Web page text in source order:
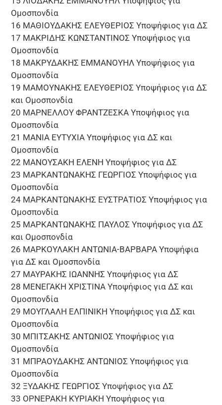
Ομοσπονδία
16 ΜΑΘΙΟΥΔΑΚΗΣ ΕΛΕΥΘΕΡΙΟΣ Υποψήφιος για ΔΣ
17 ΜΑΚΡΙΔΗΣ ΚΩΝΣΤΑΝΤΙΝΟΣ Υποψήφιος για
Ομοσπονδία
18 ΜΑΚΡΥΔΑΚΗΣ ΕΜΜΑΝΟΥΗΛ Υποψήφιος για
Ομοσπονδία
19 ΜΑΜΟΥΝΑΚΗΣ ΕΛΕΥΘΕΡΙΟΣ Υποψήφιος για ΔΣ
και Ομοσπονδία
20 ΜΑΡΝΕΛΛΟΥ ΦΡΑΝΤΖΕΣΚΑ Υποψήφιος για
Ομοσπονδία
21 ΜΑΝΙΑ ΕΥΤΥΧΙΑ Υποψήφιος για ΔΣ και
Ομοσπονδία
22 ΜΑΝΟΥΣΑΚΗ ΕΛΕΝΗ Υποψήφιος για ΔΣ
23 ΜΑΡΚΑΝΤΩΝΑΚΗΣ ΓΕΩΡΓΙΟΣ Υποψήφιος για
Ομοσπονδία
24 ΜΑΡΚΑΝΤΩΝΑΚΗΣ ΕΥΣΤΡΑΤΙΟΣ Υποψήφιος για
Ομοσπονδία
25 ΜΑΡΚΑΝΤΩΝΑΚΗΣ ΠΑΥΛΟΣ Υποψήφιος για ΔΣ
και Ομοσπονδία
26 ΜΑΡΚΟΥΛΑΚΗ ΑΝΤΩΝΙΑ-ΒΑΡΒΑΡΑ Υποψήφια
για ΔΣ και Ομοσπονδία
27 ΜΑΥΡΑΚΗΣ ΙΩΑΝΝΗΣ Υποψήφιος για ΔΣ
28 ΜΕΝΕΓΑΚΗ ΧΡΙΣΤΙΝΑ Υποψήφιος για ΔΣ και
Ομοσπονδία
29 ΜΟΥΓΛΑΛΗ ΕΛΠΙΝΙΚΗ Υποψήφιος για ΔΣ και
Ομοσπονδία
30 ΜΠΙΤΣΑΚΗΣ ΑΝΤΩΝΙΟΣ Υποψήφιος για
Ομοσπονδία
31 ΜΠΡΑΟΥΔΑΚΗΣ ΑΝΤΩΝΙΟΣ Υποψήφιος για
Ομοσπονδία
32 ΞΥΔΑΚΗΣ ΓΕΩΡΓΙΟΣ Υποψήφιος για ΔΣ
33 ΟΡΝΕΡΑΚΗ ΚΥΡΙΑΚΗ Υποψήφιος για